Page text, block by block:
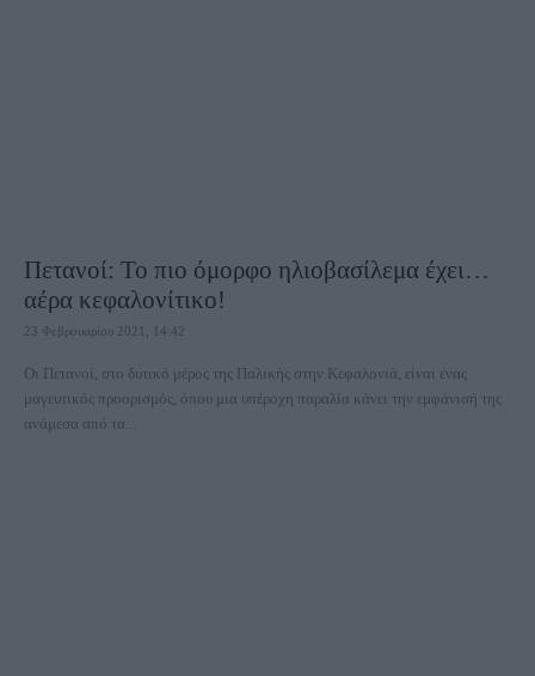
Πετανοί: Το πιο όμορφο ηλιοβασίλεμα έχει…
αέρα κεφαλονίτικο!
23 Φεβρουαρίου 2021, 14:42
Οι Πετανοί, στο δυτικό μέρος της Παλικής στην Κεφαλονιά, είναι ένας
μαγευτικός προορισμός, όπου μια υπέροχη παραλία κάνει την εμφάνισή της
ανάμεσα από τα...